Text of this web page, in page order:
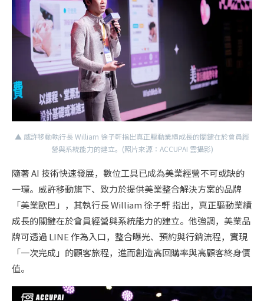
▲ 威許移動執行長 William 徐子軒指出真正驅動業績成長的關鍵在於會員經
營與系統能力的建立。(照片來源：ACCUPAI 雲攝影)
隨著 AI 技術快速發展，數位工具已成為美業經營不可或缺的
一環。威許移動旗下、致力於提供美業整合解決方案的品牌
「美業歐巴」，其執行長 William 徐子軒 指出，真正驅動業績
成長的關鍵在於會員經營與系統能力的建立。他強調，美業品
牌可透過 LINE 作為入口，整合曝光、預約與行銷流程，實現
「一次完成」的顧客旅程，進而創造高回購率與高顧客終身價
值。